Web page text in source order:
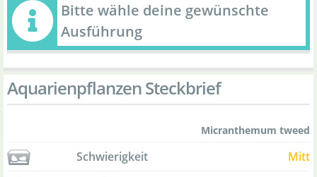
Bitte wähle deine gewünschte
Ausführung
Aquarienpflanzen Steckbrief
Micranthemum
Schwierigkeit